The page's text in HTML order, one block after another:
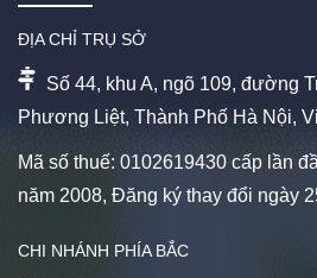
ĐỊA CHỈ TRỤ SỞ
Số 44, khu A, ngõ 109, đường
Phương Liệt, Thành Phố Hà Nội,
Mã số thuế: 0102619430 cấp lần
năm 2008, Đăng ký thay đổi ngày
CHI NHÁNH PHÍA BẮC